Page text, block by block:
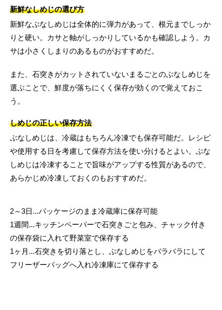
新鮮なしめじの選び方
新鮮なぶなしめじは全体的に弾力があって、根元までしっか
りと硬い。カサと軸がしっかりしているかも確認しよう。カ
サは小さくしまりのあるものがおすすめだ。
また、石突きがカットされていないまるごとのぶなしめじを
選ぶことで、鮮度が落ちにくく保存が効くので覚えておこ
う。
しめじの正しい保存方法
ぶなしめじは、冷蔵はもちろん冷凍でも保存可能だ。レシピ
や使用する日を考慮して保存方法を使い分けるとよい。ぶな
しめじは冷凍することで旨味がアップする性質があるので、
あらかじめ冷凍しておくのもおすすめだ。
2～3日...パッケージのまま冷蔵庫に保存可能
1週間...キッチンペーパーで石突きごと包み、チャック付き
の保存袋に入れて野菜室で保存する
1ヶ月...石突きを切り落とし、ぶなしめじをバラバラにして
フリーザーバッグへ入れ冷凍庫にて保存する